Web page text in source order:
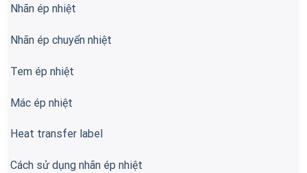
Nhãn ép nhiệt
Nhãn ép chuyển nhiệt
Tem ép nhiệt
Mác ép nhiệt
Heat transfer label
Cách sử dụng nhãn ép nhiệt